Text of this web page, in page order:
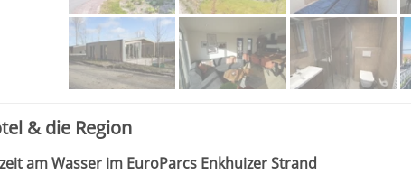
& die Region
am Wasser im EuroParcs Enkhuizer Strand